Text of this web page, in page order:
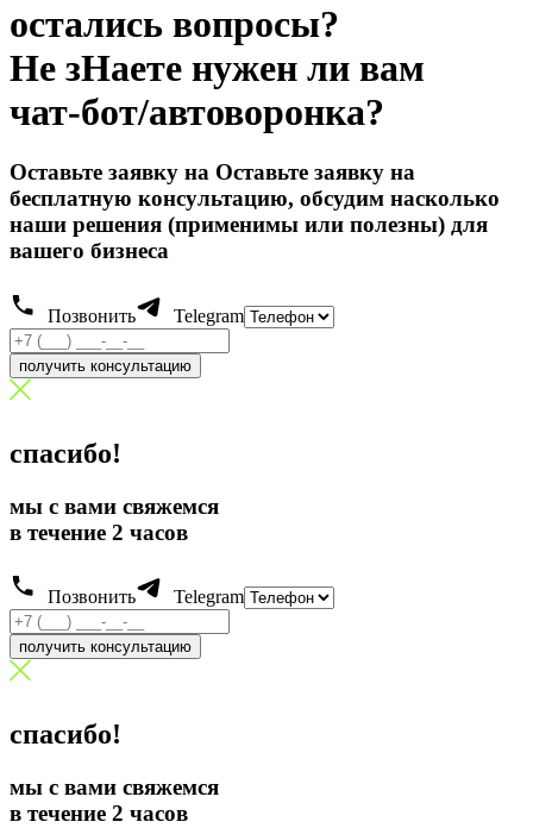
остались вопросы?
Не зHаете нужен ли вам
чат-бот/автоворонка?
Оставьте заявку на Оставьте заявку на
бесплатную консультацию, обсудим насколько
наши решения (применимы или полезны) для
вашего бизнеса
Позвонить Telegram
получить консультацию
спасибо!
мы с вами свяжемся
в течение 2 часов
Позвонить Telegram
получить консультацию
спасибо!
мы с вами свяжемся
в течение 2 часов